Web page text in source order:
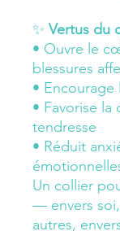
✨ Vertus du
• Ouvre le
blessures
• Encourage
• Favorise la
tendresse
• Réduit
Un collier
— envers
autres,